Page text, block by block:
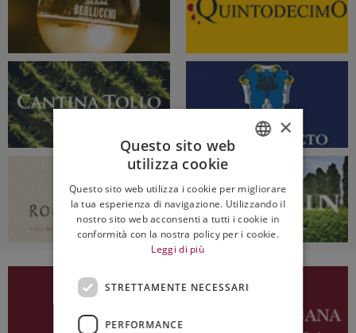
ENGLISH
×
Questo sito web
utilizza cookie
Questo sito web utilizza i cookie per migliorare
la tua esperienza di navigazione. Utilizzando il
nostro sito web acconsenti a tutti i cookie in
conformità con la nostra policy per i cookie.
Leggi di più
STRETTAMENTE NECESSARI
PERFORMANCE